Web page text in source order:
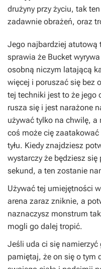
drużyny przy życiu, tak
zadawnie obrażeń, oraz
Jego najbardziej atutową
sprawia że Bucket
osobną niczym latającą
więcej i poruszać się bez
tej techniki jest to że jego
rusza się i jest narażone
używać tylko na chwilę, a
coś może cię
tyłu. Kiedy znajdziesz
wystarczy że będziesz się
sekund, a ten zostanie
Używać tej umiejętności
arena zaraz zniknie, a
naznaczysz monstrum
mogli go dalej tropić.
Jeśli uda ci się
pamiętaj, że on się o tym